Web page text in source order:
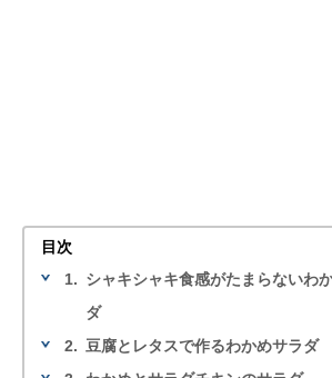
目次
1. シャキシャキ食感がたまらないわ
ダ
2. 豆腐とレタスで作るわかめサラダ